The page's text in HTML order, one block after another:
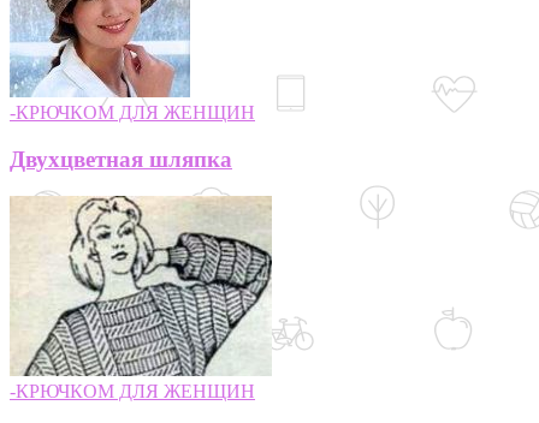
-КРЮЧКОМ ДЛЯ ЖЕНЩИН
Двухцветная шляпка
-КРЮЧКОМ ДЛЯ ЖЕНЩИН